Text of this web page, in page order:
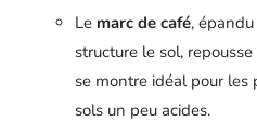
Le marc de café,
structure le sol,
se montre idéal pour
sols un peu acides.